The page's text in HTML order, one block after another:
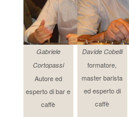
Gabriele
Cortopassi
Autore ed
esperto di bar e
caffè
Davide Cobelli
formatore,
master barista
ed esperto di
caffè